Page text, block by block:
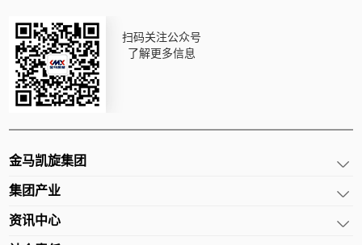
扫码关注公众号
了解更多信息
金马凯旋集团
集团产业
资讯中心